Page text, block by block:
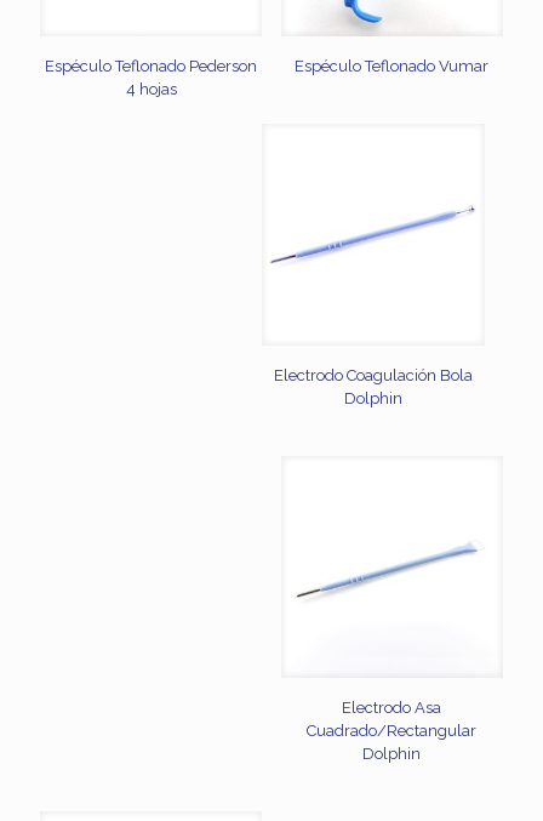
Espéculo Teflonado Pederson
4 hojas
Espéculo Teflonado Vumar
Electrodo Coagulación Bola
Dolphin
Electrodo Asa
Cuadrado/Rectangular
Dolphin